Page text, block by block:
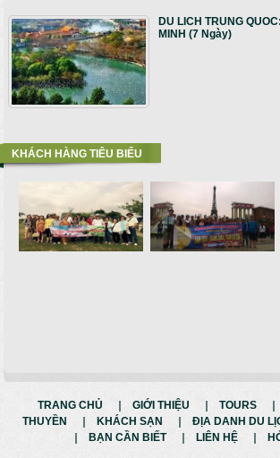
DU LICH TRUNG
MINH (7 Ngày)
KHÁCH HÀNG TIÊU BIỂU
TRANG CHỦ GIỚI THIỆU TOURS
THUYỀN
KHÁCH SẠN ĐỊA DANH DU
BẠN CẦN BIẾT
LIÊN HỆ